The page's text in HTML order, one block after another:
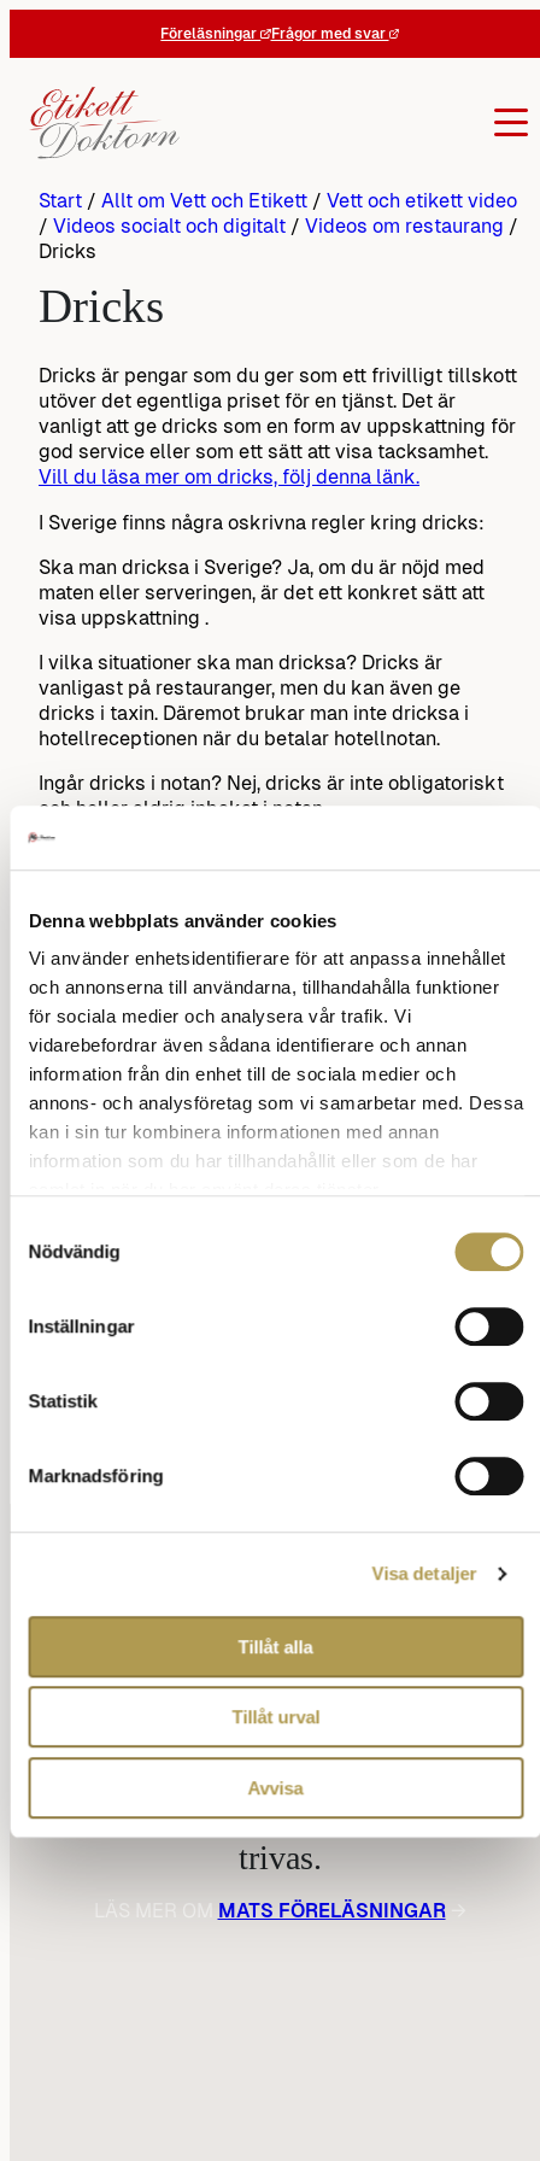
Denna webbplats använder cookies
Vi använder enhetsidentifierare för att anpassa innehållet
och annonserna till användarna, tillhandahålla funktioner
för sociala medier och analysera vår trafik. Vi
vidarebefordrar även sådana identifierare och annan
information från din enhet till de sociala medier och
annons- och analysföretag som vi samarbetar med. Dessa
kan i sin tur kombinera informationen med annan
information som du har tillhandahållit eller som de har
Nödvändig
Inställningar
Statistik
Marknadsföring
Visa detaljer
Tillåt alla
Tillåt urval
Avvisa
Föreläsningar Frågor med svar
Sök på vett och etikett
Start / Allt om Vett och Etikett / Vett och etikett video
/ Videos socialt och digitalt / Videos om restaurang /
Dricks
Dricks
Dricks är pengar som du ger som ett frivilligt tillskott
utöver det egentliga priset för en tjänst. Det är
vanligt att ge dricks som en form av uppskattning för
god service eller som ett sätt att visa tacksamhet.
Vill du läsa mer om dricks, följ denna länk.
I Sverige finns några oskrivna regler kring dricks:
Ska man dricksa i Sverige? Ja, om du är nöjd med
maten eller serveringen, är det ett konkret sätt att
visa uppskattning .
I vilka situationer ska man dricksa? Dricks är
vanligast på restauranger, men du kan även ge
dricks i taxin. Däremot brukar man inte dricksa i
hotellreceptionen när du betalar hotellnotan.
Ingår dricks i notan? Nej, dricks är inte obligatoriskt
och heller aldrig inbakat i notan.
Hur mycket ska man dricksa? En bra tumregel är
mellan fem och tio procent. Tänk på att inte ge för lite
– om du har råd att betala notan, har du nog råd att
lägga några hundra kronor till.
Så, det handlar om att visa uppskattning och vara
generös, men det är inte obligatoriskt och beror på
situationen!
Framgångsrikt bemötande – konsten
att få människor omkring dig att
trivas.
LÄS MER OM MATS FÖRELÄSNINGAR→